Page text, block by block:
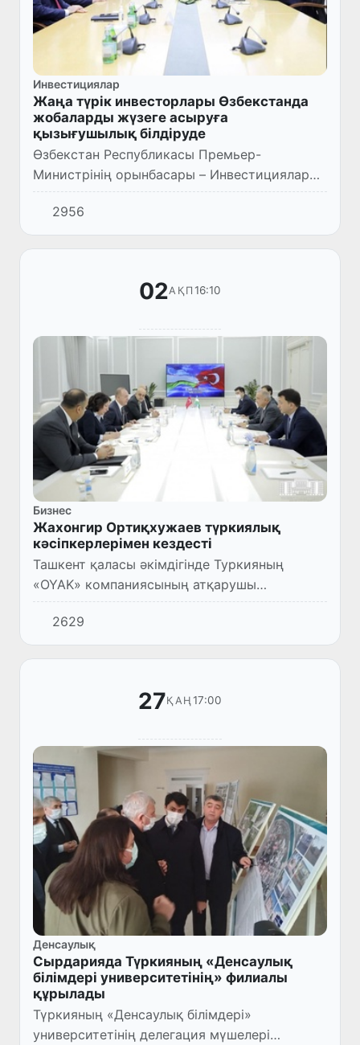
Инвестициялар
Жаңа түрік инвесторлары Өзбекстанда
жобаларды жүзеге асыруға
қызығушылық білдіруде
Өзбекстан Республикасы Премьер-
Министрінің орынбасары – Инвестициялар
және сыртқы сауда министрі С.Умурзаков
Түркияның “OYAK” компаниясының бас
директоры Сулейман Саваш Эрдем басшы...
2956
02АҚП 16:10
Бизнес
Жахонгир Ортиқхужаев түркиялық
кәсіпкерлерімен кездесті
Ташкент қаласы әкімдігінде Туркияның
«OYAK» компаниясының атқарушы
директоры Сулейман Саваш Эрдем
басшылығындағы кәсіпкерлермен кездесу
өтті.
2629
27ҚАҢ 17:00
Денсаулық
Сырдарияда Түркияның «Денсаулық
білімдері университетінің» филиалы
құрылады
Түркияның «Денсаулық білімдері»
университетінің делегация мүшелері